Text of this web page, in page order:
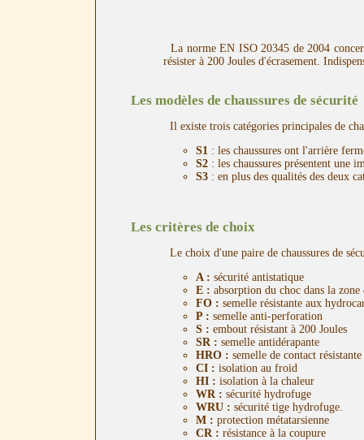
La norme EN ISO 20345 de 2004
résister à 200 Joules d'écrasement.
Les modèles de chaussures de sécurité
Il existe trois catégories principales de
S1 : les chaussures ont l'arrière
S2 : les chaussures présentent une
S3 : en plus des qualités des deux
Les critères de choix
Le choix d'une paire de chaussures de
A : sécurité antistatique
E : absorption du choc dans la zone
FO : semelle résistante aux
P : semelle anti-perforation
S : embout résistant à 200 Joules
SR : semelle antidérapante
HRO : semelle de contact
CI : isolation au froid
HI : isolation à la chaleur
WR : sécurité hydrofuge
WRU : sécurité tige hydrofuge.
M : protection métatarsienne
CR : résistance à la coupure